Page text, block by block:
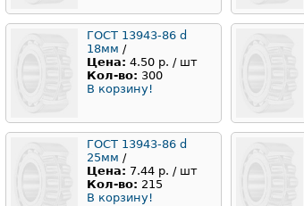
ГОСТ 13943-86 d
18мм /
Цена: 4.50 р. / шт
Кол-во: 300
В корзину!
ГОСТ 13943-86 d
25мм /
Цена: 7.44 р. / шт
Кол-во: 215
В корзину!